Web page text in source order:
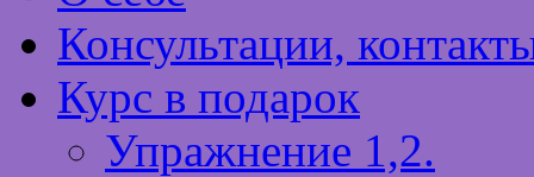
Консультации,
Курс в подарок
Упражнение 1,2.